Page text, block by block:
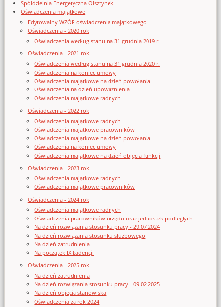
Spółdzielnia Energetyczna Olsztynek
Oświadczenia majątkowe
Edytowalny WZÓR oświadczenia majątkowego
Oświadczenia - 2020 rok
Oświadczenia według stanu na 31 grudnia 2019 r.
Oświadczenia - 2021 rok
Oświadczenia według stanu na 31 grudnia 2020 r.
Oświadczenia na koniec umowy
Oświadczenia majątkowe na dzień powołania
Oświadczenia na dzień upoważnienia
Oświadczenia majątkowe radnych
Oświadczenia - 2022 rok
Oświadczenia majątkowe radnych
Oświadczenia majątkowe pracowników
Oświadczenia majątkowe na dzień powołania
Oświadczenia na koniec umowy
Oświadczenia majątkowe na dzień objęcia funkcji
Oświadczenia - 2023 rok
Oświadczenia majątkowe radnych
Oświadczenia majątkowe pracowników
Oświadczenia - 2024 rok
Oświadczenia majątkowe radnych
Oświadczenia pracowników urzędu oraz jednostek podległych
Na dzień rozwiązania stosunku pracy - 29.07.2024
Na dzień rozwiązania stosunku służbowego
Na dzień zatrudnienia
Na początek IX kadencji
Oświadczenia - 2025 rok
Na dzień zatrudnienia
Na dzień rozwiązania stosunku pracy - 09.02.2025
Na dzień objęcia stanowiska
Oświadczenia za rok 2024